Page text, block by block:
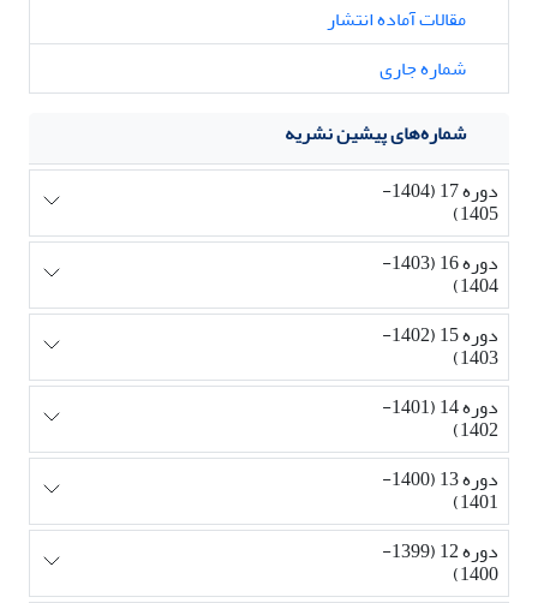
مقالات آماده انتشار
شماره جاری
شماره‌های پیشین نشریه
دوره 17 (1404-
1405)
دوره 16 (1403-
1404)
دوره 15 (1402-
1403)
دوره 14 (1401-
1402)
دوره 13 (1400-
1401)
دوره 12 (1399-
1400)